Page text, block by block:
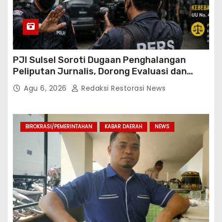
PJI Sulsel Soroti Dugaan Penghalangan
Peliputan Jurnalis, Dorong Evaluasi dan
Penguatan Kemitraan Polri-Pers
Agu 6, 2026 Redaksi Restorasi News
BIROKRASI/PEMERINTAHAN KABAR DAERAH NEWS